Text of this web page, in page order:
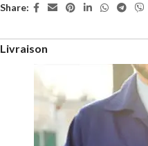
Share:
Livraison